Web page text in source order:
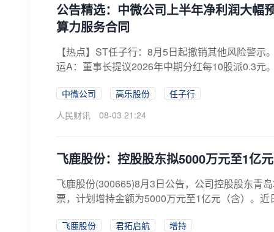
公告精选：中微公司上半年净利润大幅
算力服务合同
【热点】ST任子行：8月5日起撤销其他风险警
运A：董事长提议2026年中期分红每10股派0.3元
中微公司 高乐股份
任子行
人民财讯
08-03 21:24
飞鹿股份：控股股东拟5000万元至1亿
飞鹿股份(300665)8月3日公告，公司控股股东青
票，计划增持金额为5000万元至1亿元（含）。
飞鹿股份 君拓启航
增持